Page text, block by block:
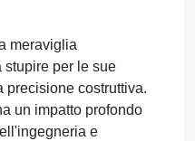
meraviglia
stupire per le sue
costruttiva.
un impatto profondo
e